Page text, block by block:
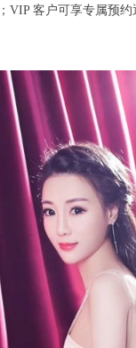
VIP 客户可享专属预约